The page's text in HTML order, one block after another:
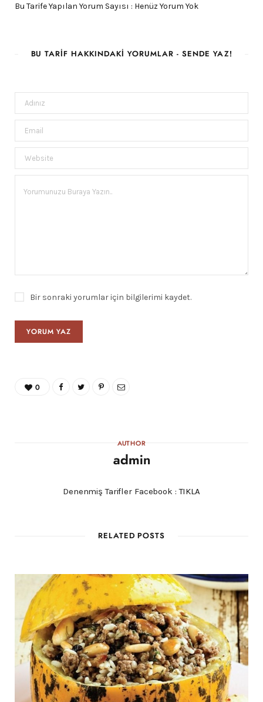
Bu Tarife Yapılan Yorum Sayısı : Henüz Yorum Yok
BU TARIF HAKKINDAKI YORUMLAR - SENDE YAZ!
Bir sonraki yorumlar için bilgilerimi kaydet.
0
AUTHOR
admin
Denenmiş Tarifler Facebook :TIKLA
RELATED POSTS